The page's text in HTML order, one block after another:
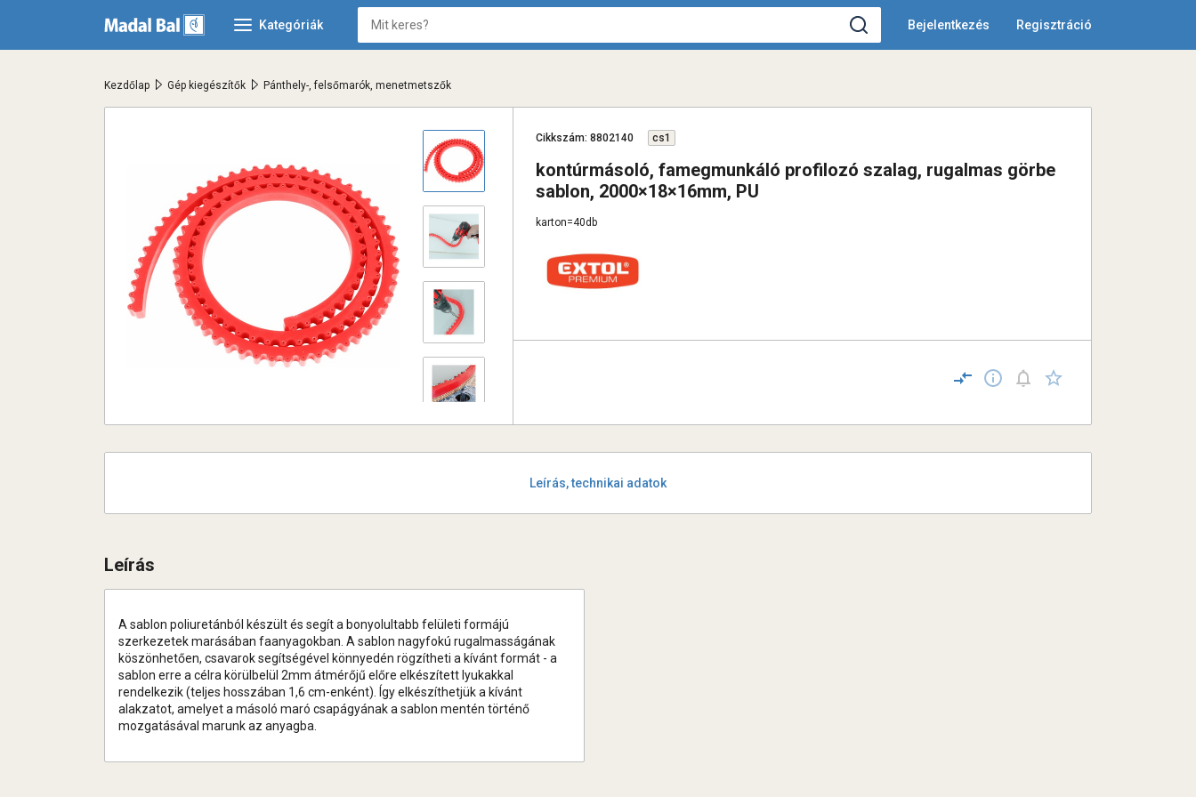
Kategóriák Bejelentkezés Regisztráció
Kezdőlap > Gép kiegészítők > Pánthely-, felsőmarók, menetmetszők
Cikkszám: 8802140 cs1
kontúrmásoló, famegmunkáló profilozó szalag, rugalmas görbe
sablon, 2000×18×16mm, PU
karton=40db
Leírás, technikai adatok
Leírás
A sablon poliuretánból készült és segít a bonyolultabb felületi formájú
szerkezetek marásában faanyagokban. A sablon nagyfokú rugalmasságának
köszönhetően, csavarok segítségével könnyedén rögzítheti a kívánt formát - a
sablon erre a célra körülbelül 2mm átmérőjű előre elkészített lyukakkal
rendelkezik (teljes hosszában 1,6 cm-enként). Így elkészíthetjük a kívánt
alakzatot, amelyet a másoló maró csapágyának a sablon mentén történő
mozgatásával marunk az anyagba.